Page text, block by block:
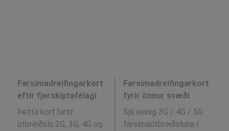
Farsímadreifingarkort
eftir fjarskiptafélagi
Þetta kort birtir
útbreiðslu 2G, 3G, 4G og
Farsímadreifingarkort
fyrir önnur svæði
Sjá einnig 3G / 4G / 5G
farsímaútbreiðsluna í :